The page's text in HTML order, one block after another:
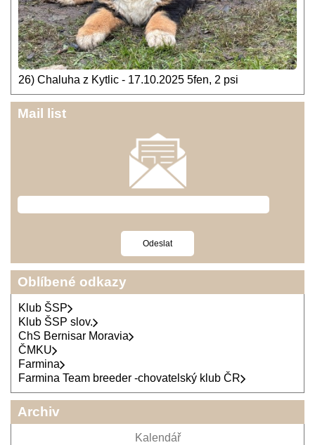
26) Chaluha z Kytlic - 17.10.2025 5fen, 2 psi
Mail list
Oblíbené odkazy
Klub ŠSP
Klub ŠSP slov.
ChS Bernisar Moravia
ČMKU
Farmina
Farmina Team breeder -chovatelský klub ČR
Archiv
Kalendář